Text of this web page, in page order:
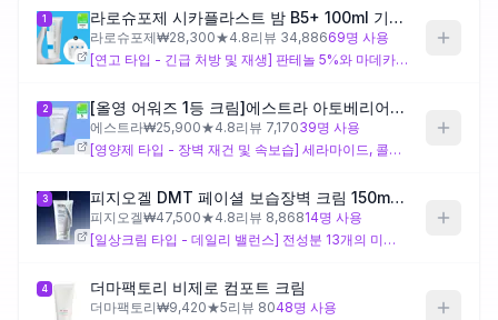
제품비교
1 라로슈포제 시카플라스트 밤 B5+ 100ml 기획 (+3ml*3ea 증정)
라로슈포제₩28,300★4.8리뷰 34,88669명 사용
[연고 타입 - 긴급 처방 및 재생] 판테놀 5%와 마데카소사이드의 강력한 진정 시너지. 시어버터 기반의 묵직한 밀폐막으로 외부 자극으로부터 피부를 보호. 연고처럼 꾸덕한 제형으로 손바닥 열로 녹여 누르듯 발라주세요. 피부가 뒤집어졌을 때 추천.
2 [올영 어워즈 1등 크림]에스트라 아토베리어365 크림 80ml
에스트라₩25,900★4.8리뷰 7,17039명 사용
[영양제 타입 - 장벽 재건 및 속보습] 세라마이드, 콜레스테롤, 지방산을 캡슐화한 '더마온' 기술 적용. 단순히 덮는 보습이 아닌 피부 구조를 채워주는 방식. 크림 속 캡슐이 롤링 시 부드럽게 녹아들며 쫀쫀한 마무리감. 속당김이 해결 안 될 때 추천.
3 피지오겔 DMT 페이셜 보습장벽 크림 150ml 2종 택1 (단품/기획)
피지오겔₩47,500★4.8리뷰 8,86814명 사용
[일상크림 타입 - 데일리 밸런스] 전성분 13개의 미니멀 포뮬러. 피부와 유사한 성분의 '바이오미믹' 기술로 자극 없이 수분 손실 방지. 매끄러운 오일 베이스로 세 제품 중 가장 가볍고 편안하게 스며듦. 매일 쓸 순한 크림이 필요할 때 추천.
4 더마팩토리 비제로 컴포트 크림
더마팩토리₩9,420★5리뷰 8048명 사용